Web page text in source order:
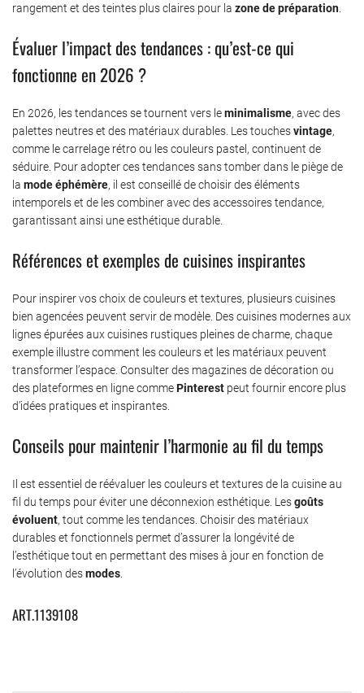
rangement et des teintes plus claires pour la zone de préparation
Évaluer l’impact des tendances : qu’est-ce qui
fonctionne en 2026 ?
En 2026, les tendances se tournent vers leminimalisme, avec des
palettes neutres et des matériaux durables. Les touchesvintage,
comme le carrelage rétro ou les couleurs pastel, continuent de
séduire. Pour adopter ces tendances sans tomber dans le piège de
la mode éphémère, il est conseillé de choisir des éléments
intemporels et de les combiner avec des accessoires tendance,
garantissant ainsi une esthétique durable.
Références et exemples de cuisines inspirantes
Pour inspirer vos choix de couleurs et textures, plusieurs cuisines
bien agencées peuvent servir de modèle. Des cuisines modernes aux
lignes épurées aux cuisines rustiques pleines de charme, chaque
exemple illustre comment les couleurs et les matériaux peuvent
transformer l’espace. Consulter des magazines de décoration ou
des plateformes en ligne commePinterest peut fournir encore plus
d’idées pratiques et inspirantes.
Conseils pour maintenir l’harmonie au fil du temps
Il est essentiel de réévaluer les couleurs et textures de la cuisine au
fil du temps pour éviter une déconnexion esthétique. Lesgoûts
évoluent, tout comme les tendances. Choisir des matériaux
durables et fonctionnels permet d’assurer la longévité de
l’esthétique tout en permettant des mises à jour en fonction de
l’évolution desmodes
ART.1139108